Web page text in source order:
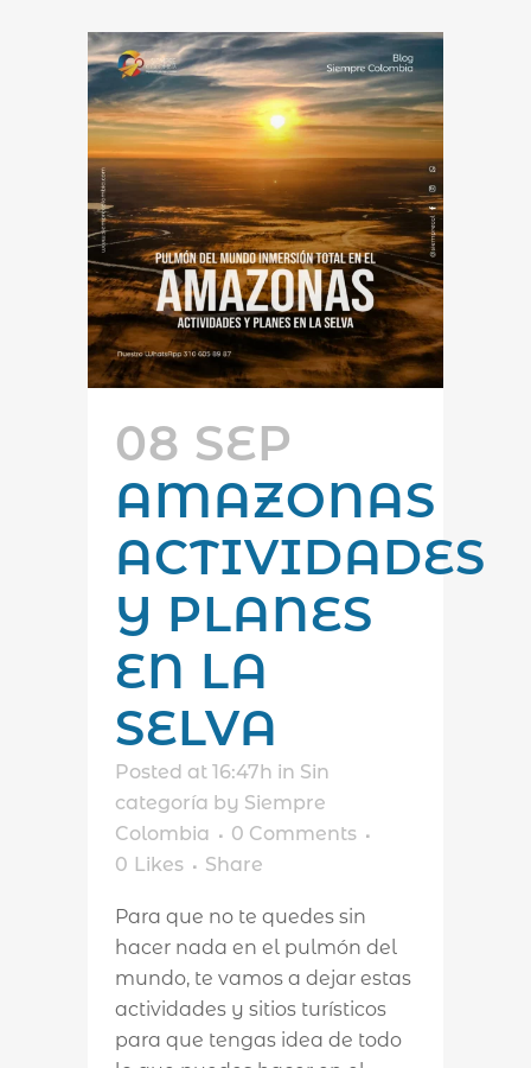
08 SEP
AMAZONAS
ACTIVIDADES
Y PLANES
EN LA
SELVA
Posted at 16:47h in Sin
categoría by Siempre
Colombia
0 Comments
0 Likes Share
Para que no te quedes sin
hacer nada en el pulmón del
mundo, te vamos a dejar estas
actividades y sitios turísticos
para que tengas idea de todo